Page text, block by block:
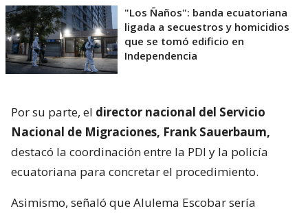
"Los Ñaños": banda ecuatoriana
ligada a secuestros y homicidios
que se tomó edificio en
Independencia
Por su parte, el director nacional del Servicio
Nacional de Migraciones, Frank Sauerbaum,
destacó la coordinación entre la PDI y la policía
ecuatoriana para concretar el procedimiento.
Asimismo, señaló que Alulema Escobar sería